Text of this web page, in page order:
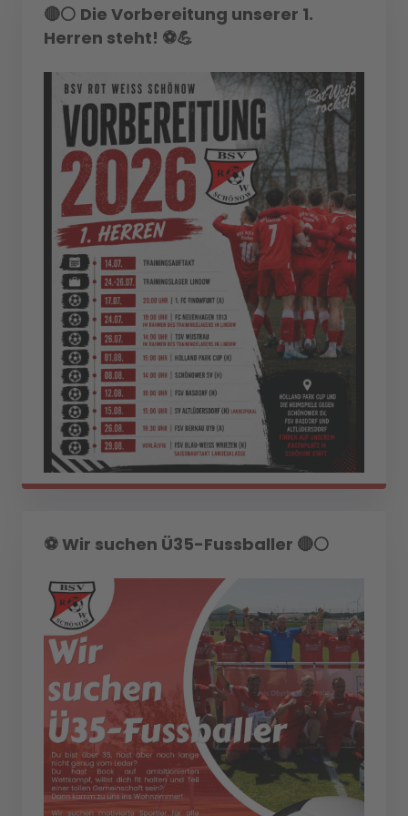
🔴⚪ Die Vorbereitung unserer 1.
Herren steht! ⚽💪
⚽️ Wir suchen Ü35-Fussballer 🔴⚪️